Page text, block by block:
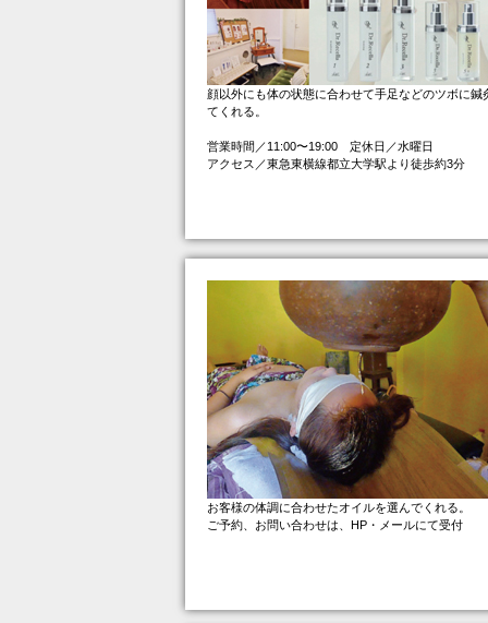
顔以外にも体の状態に合わせて手足などのツボに鍼
てくれる。
営業時間／11:00〜19:00 定休日／水曜日
アクセス／東急東横線都立大学駅より徒歩約3分
お客様の体調に合わせたオイルを選んでくれる。
ご予約、お問い合わせは、HP・メールにて受付